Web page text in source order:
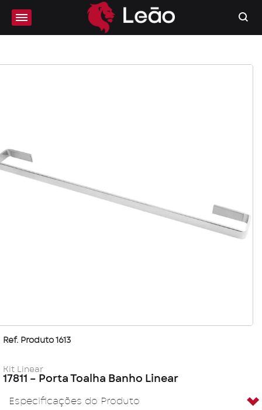
Ref. Produto 1613
Kit Linear
17811 – Porta Toalha Banho Linear
Especificações do Produto